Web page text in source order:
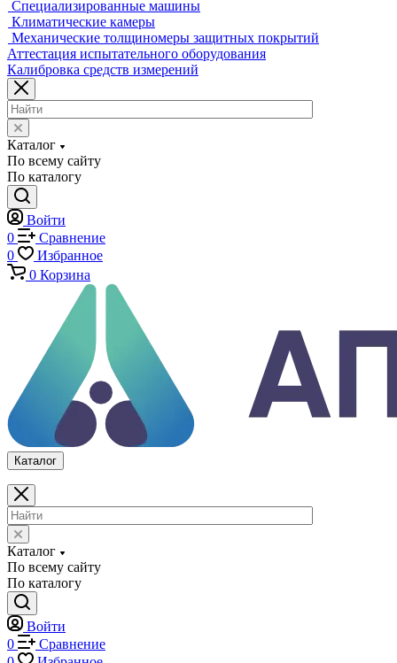
Разрушающий контроль
Универсальные гидравлические разрывные машины
Универсальные электромеханические разрывные машины
Машины для испытаний на усталость
Машины для испытания пружин
Экстензометры (Измерители деформации)
Системы температурных испытаний
Машины на кручение
Машины на изгиб
Копры маятниковые
Оснастка и приспособления для испытаний
Испытательные прессы
Специализированные машины
Климатические камеры
Механические толщиномеры защитных покрытий
Аттестация испытательного оборудования
Калибровка средств измерений
Каталог
По всему сайту
По каталогу
Войти
0
Сравнение
0
Избранное
0 Корзина
Каталог